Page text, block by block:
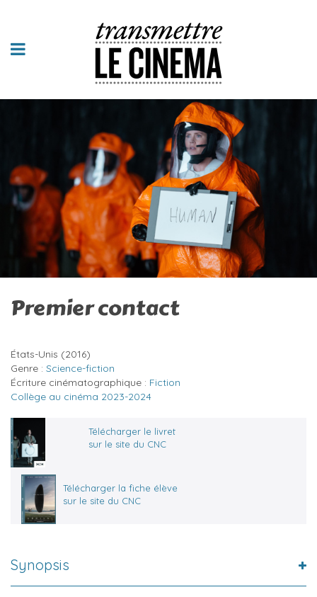
Premier contact
États-Unis (2016)
Genre : Science-fiction
Écriture cinématographique : Fiction
Collège au cinéma 2023-2024
Télécharger le livret
sur le site du CNC
Télécharger la fiche élève
sur le site du CNC
Synopsis